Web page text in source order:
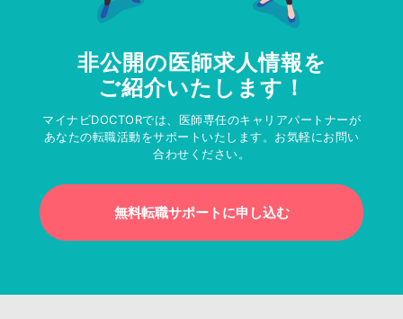
非公開の医師求人情報を
ご紹介いたします！
マイナビDOCTORでは、医師専任のキャリアパートナーが
あなたの転職活動をサポートいたします。お気軽にお問い
合わせください。
無料転職サポートに申し込む